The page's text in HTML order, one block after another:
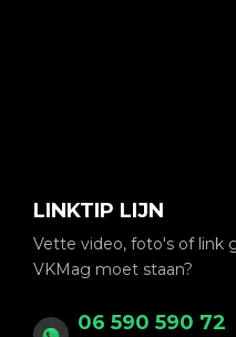
LINKTIP LIJN
Vette video, foto's of link
VKMag moet staan?
06 590 590 72